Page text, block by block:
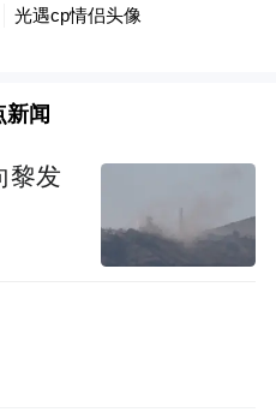
力，黄绿牌中型货运
，兼顾承载实力与行
载跑城际的物流需
电动的双动力搭配，
新闻
黎发